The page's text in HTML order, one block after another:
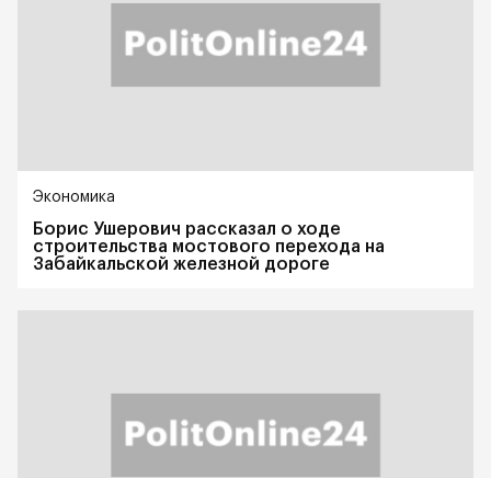
Экономика
Борис Ушерович рассказал о ходе
строительства мостового перехода на
Забайкальской железной дороге